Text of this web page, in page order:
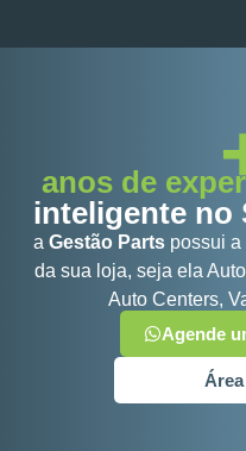
anos de
inteligente no
a Gestão Parts possui a
da sua loja, seja ela
Auto Centers,
Agende